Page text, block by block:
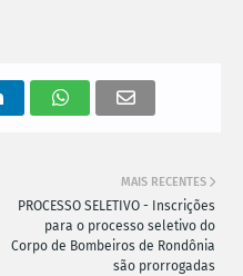
MAIS RECENTES
PROCESSO SELETIVO - Inscrições
para o processo seletivo do
Corpo de Bombeiros de Rondônia
são prorrogadas